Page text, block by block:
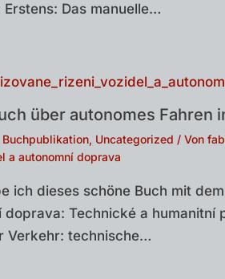
Erstens: Das manuelle…
über autonomes Fahren
Buchpublikation, Uncategorized / Von
a autonomní doprava
ich dieses schöne Buch mit
doprava: Technické a
Verkehr: technische…